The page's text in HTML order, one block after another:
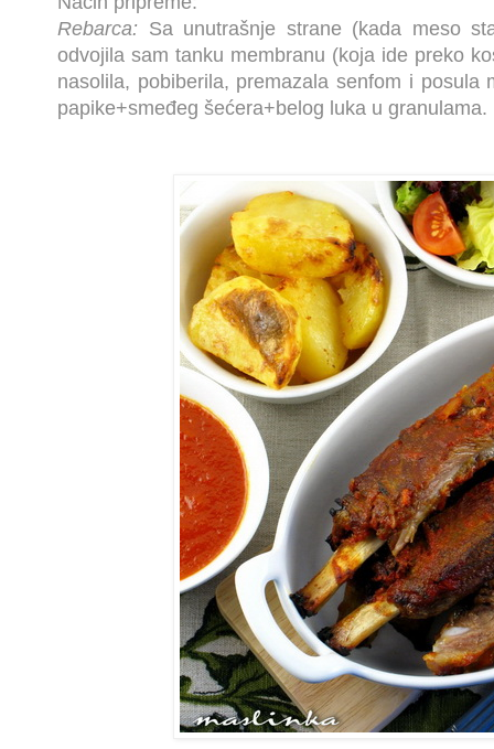
Rebarca: Sa unutrašnje strane (kada meso
odvojila sam tanku membranu (koja ide preko
nasolila, pobiberila, premazala senfom i posula
papike+smeđeg šećera+belog luka u granulama.